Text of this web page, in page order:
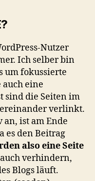
Nutzer
Ich selber bin
um fokussierte
eine
sind die Seiten im
verlinkt.
an, ist am Ende
es den Beitrag
also eine Seite
verhindern,
Blogs läuft.